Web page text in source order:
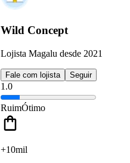
Wild Concept
Lojista Magalu desde 2021
Fale com lojista Seguir
1.0
RuimÓtimo
+10mil